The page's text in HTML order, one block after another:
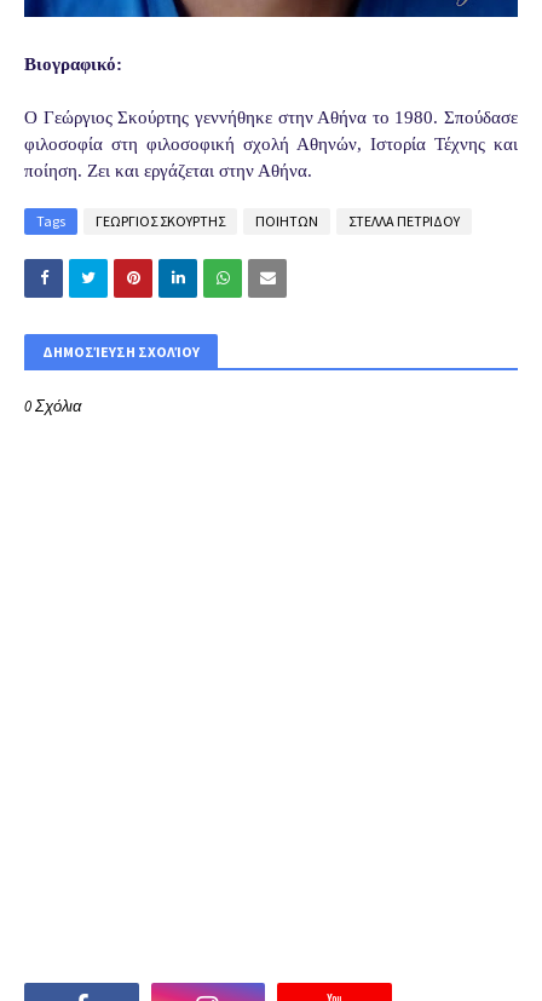
Βιογραφικό:
Ο Γεώργιος Σκούρτης γεννήθηκε στην Αθήνα το 1980. Σπούδασε
φιλοσοφία στη φιλοσοφική σχολή Αθηνών, Ιστορία Τέχνης και
ποίηση. Ζει και εργάζεται στην Αθήνα.
Tags ΓΕΩΡΓΙΟΣ ΣΚΟΥΡΤΗΣ ΠΟΙΗΤΩΝ ΣΤΕΛΛΑ ΠΕΤΡΙΔΟΥ
ΔΗΜΟΣΊΕΥΣΗ ΣΧΟΛΊΟΥ
0 Σχόλια